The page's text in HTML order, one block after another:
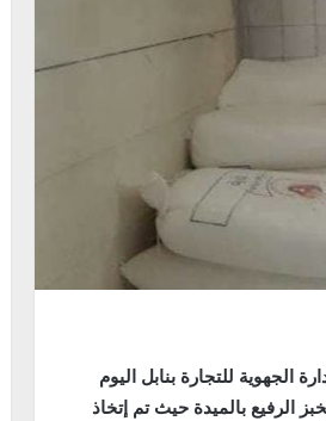
الجهوية للتجارة بنابل اليوم
لبيع الخبز الرفيع بالميدة حيث تم إتخاذ